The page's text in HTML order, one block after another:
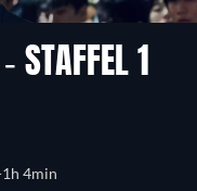
- STAFFEL 1
1h 4min